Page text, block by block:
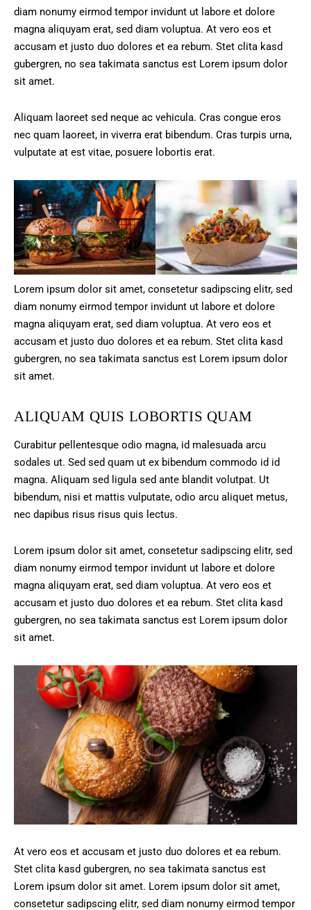
diam nonumy eirmod tempor invidunt ut labore et dolore
magna aliquyam erat, sed diam voluptua. At vero eos et
accusam et justo duo dolores et ea rebum. Stet clita kasd
gubergren, no sea takimata sanctus est Lorem ipsum dolor
sit amet.
Aliquam laoreet sed neque ac vehicula. Cras congue eros
nec quam laoreet, in viverra erat bibendum. Cras turpis urna,
vulputate at est vitae, posuere lobortis erat.
Lorem ipsum dolor sit amet, consetetur sadipscing elitr, sed
diam nonumy eirmod tempor invidunt ut labore et dolore
magna aliquyam erat, sed diam voluptua. At vero eos et
accusam et justo duo dolores et ea rebum. Stet clita kasd
gubergren, no sea takimata sanctus est Lorem ipsum dolor
sit amet.
ALIQUAM QUIS LOBORTIS QUAM
Curabitur pellentesque odio magna, id malesuada arcu
sodales ut. Sed sed quam ut ex bibendum commodo id id
magna. Aliquam sed ligula sed ante blandit volutpat. Ut
bibendum, nisi et mattis vulputate, odio arcu aliquet metus,
nec dapibus risus risus quis lectus.
Lorem ipsum dolor sit amet, consetetur sadipscing elitr, sed
diam nonumy eirmod tempor invidunt ut labore et dolore
magna aliquyam erat, sed diam voluptua. At vero eos et
accusam et justo duo dolores et ea rebum. Stet clita kasd
gubergren, no sea takimata sanctus est Lorem ipsum dolor
sit amet.
At vero eos et accusam et justo duo dolores et ea rebum.
Stet clita kasd gubergren, no sea takimata sanctus est
Lorem ipsum dolor sit amet. Lorem ipsum dolor sit amet,
consetetur sadipscing elitr, sed diam nonumy eirmod tempor